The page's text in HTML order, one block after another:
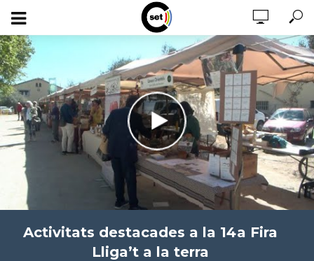
Activitats destacades a la 14a Fira
Lliga’t a la terra